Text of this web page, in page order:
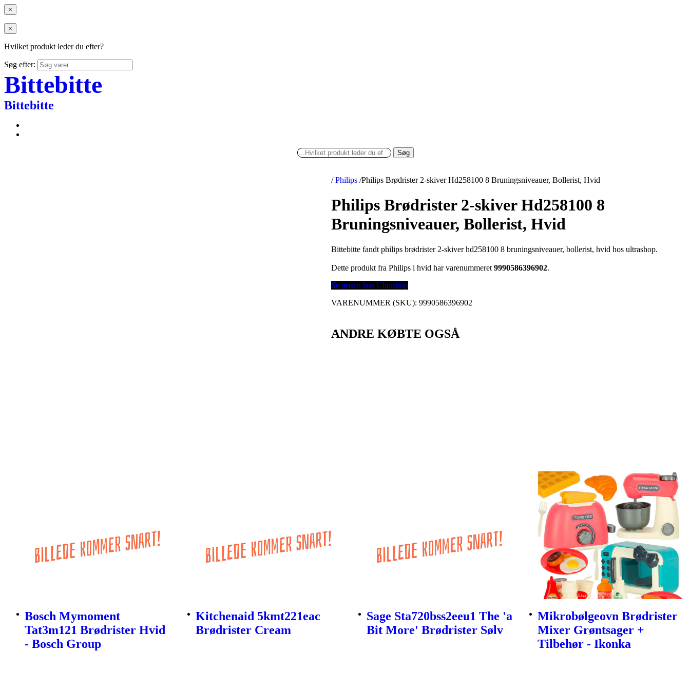
×
×
Hvilket produkt leder du efter?
Søg efter:
Bittebitte
Bittebitte
Søg
/ Philips /Philips Brødrister 2-skiver Hd258100 8 Bruningsniveauer, Bollerist, Hvid
Philips Brødrister 2-skiver Hd258100 8
Bruningsniveauer, Bollerist, Hvid
Bittebitte fandt philips brødrister 2-skiver hd258100 8 bruningsniveauer, bollerist, hvid hos ultrashop.
Dette produkt fra Philips i hvid har varenummeret9990586396902.
Se prisen hos Ultrashop
VARENUMMER (SKU):9990586396902
ANDRE KØBTE OGSÅ
Bosch Mymoment
Tat3m121 Brødrister Hvid
- Bosch Group
Kitchenaid 5kmt221eac
Brødrister Cream
Sage Sta720bss2eeu1 The 'a
Bit More' Brødrister Sølv
Mikrobølgeovn Brødrister
Mixer Grøntsager +
Tilbehør - Ikonka